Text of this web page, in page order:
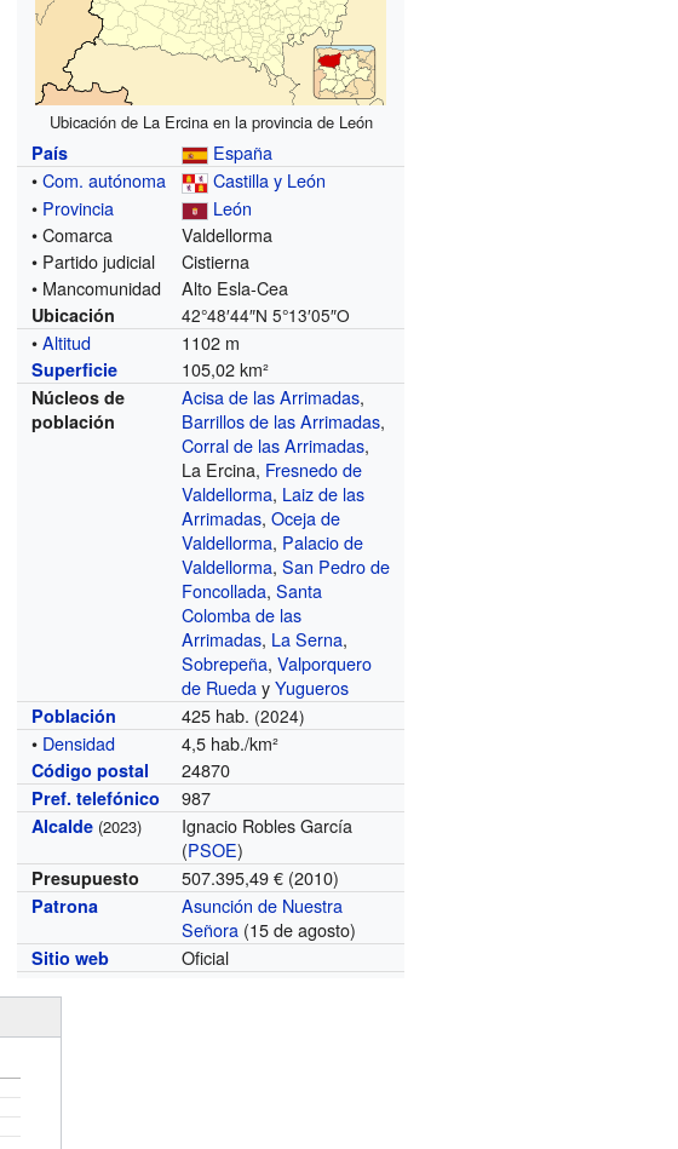
Ubicación de La Ercina en la provincia de León
País
España
•Com. autónoma
Castilla y León
• Provincia
León
• Comarca
Valdellorma
• Partido judicial
Cistierna
• Mancomunidad
Alto Esla-Cea
Ubicación 42°48′44″N 5°13′05″O
•Altitud 1102 m
Superficie 105,02 km²
Núcleos de
población
Acisa de las Arrimadas,
Barrillos de las Arrimadas,
Corral de las Arrimadas,
La Ercina, Fresnedo de
Valdellorma, Laiz de las
Arrimadas,Oceja de
Valdellorma, Palacio de
Valdellorma,San Pedro de
Foncollada,Santa
Colomba de las
Arrimadas, La Serna,
Sobrepeña,Valporquero
de RuedayYugueros
Población 425 hab. (2024)
• Densidad 4,5 hab./km²
Código postal 24870
Pref. telefónico 987
Alcalde (2023)
Ignacio Robles García
(PSOE)
Presupuesto 507.395,49 € (2010)
Patrona
Asunción de Nuestra
Señora (15 de agosto)
Sitio web Oficial